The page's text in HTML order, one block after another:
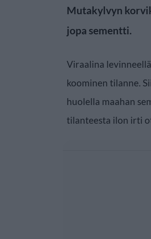
Mutakylvyn
jopa sementti.
Viraalina
koominen tilanne.
huolella maahan
tilanteesta ilon irti